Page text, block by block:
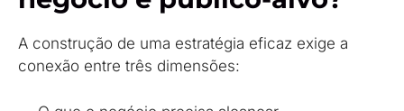
A construção de uma estratégia eficaz exige a
conexão entre três dimensões: